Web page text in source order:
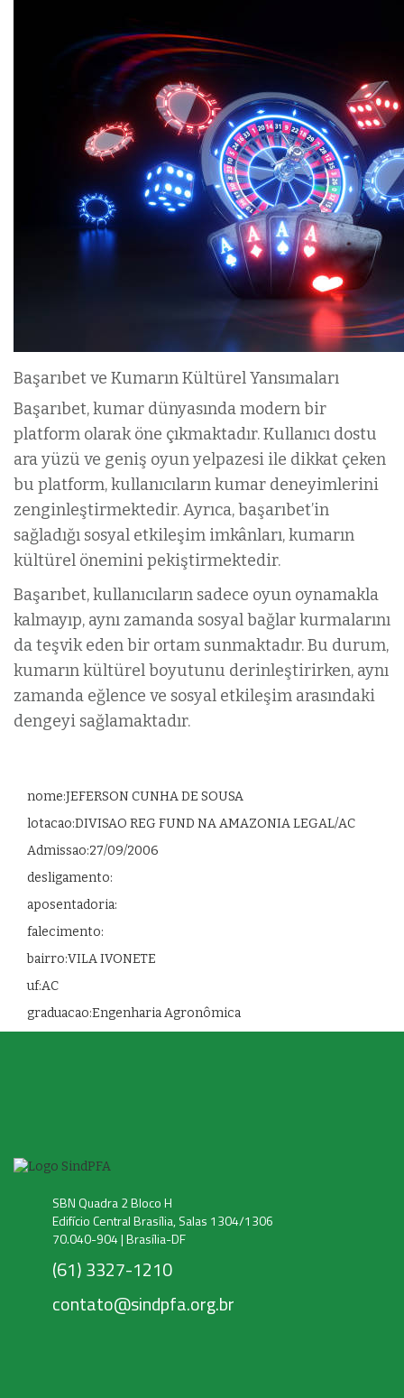
Başarıbet ve Kumarın Kültürel Yansımaları
Başarıbet, kumar dünyasında modern bir
platform olarak öne çıkmaktadır. Kullanıcı dostu
ara yüzü ve geniş oyun yelpazesi ile dikkat çeken
bu platform, kullanıcıların kumar deneyimlerini
zenginleştirmektedir. Ayrıca, başarıbet’in
sağladığı sosyal etkileşim imkânları, kumarın
kültürel önemini pekiştirmektedir.
Başarıbet, kullanıcıların sadece oyun oynamakla
kalmayıp, aynı zamanda sosyal bağlar kurmalarını
da teşvik eden bir ortam sunmaktadır. Bu durum,
kumarın kültürel boyutunu derinleştirirken, aynı
zamanda eğlence ve sosyal etkileşim arasındaki
dengeyi sağlamaktadır.
nome:JEFERSON CUNHA DE SOUSA
lotacao:DIVISAO REG FUND NA AMAZONIA LEGAL/AC
Admissao:27/09/2006
desligamento:
aposentadoria:
falecimento:
bairro:VILA IVONETE
uf:AC
graduacao:Engenharia Agronômica
SBN Quadra 2 Bloco H
Edifício Central Brasília, Salas 1304/1306
70.040-904 | Brasília-DF
(61) 3327-1210
contato@sindpfa.org.br